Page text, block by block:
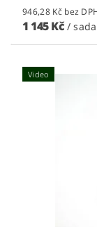
946,28 Kč bez
1 145 Kč / sada
Video